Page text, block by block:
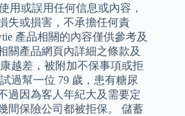
用或誤用任何信息或內容，
失或損害，不承擔任何責
產品相關的內容僅供參考及
關產品網頁內詳細之條款及
越差，被附加不保事項或拒
過幫一位 79 歲，患有糖尿
過因為客人年紀大及需要定
間保險公司都被拒保。 儲蓄